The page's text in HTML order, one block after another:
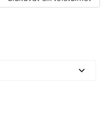
expand_more